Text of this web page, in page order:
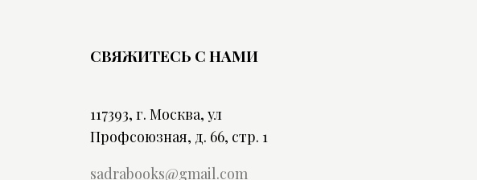
СВЯЖИТЕСЬ С НАМИ
117393, г. Москва, ул
Профсоюзная, д. 66, стр. 1
sadrabooks@gmail.com